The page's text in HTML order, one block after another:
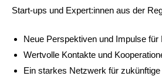
Start-ups und Expert:innen aus der
Neue Perspektiven und Impulse für
Wertvolle Kontakte und
Ein starkes Netzwerk für